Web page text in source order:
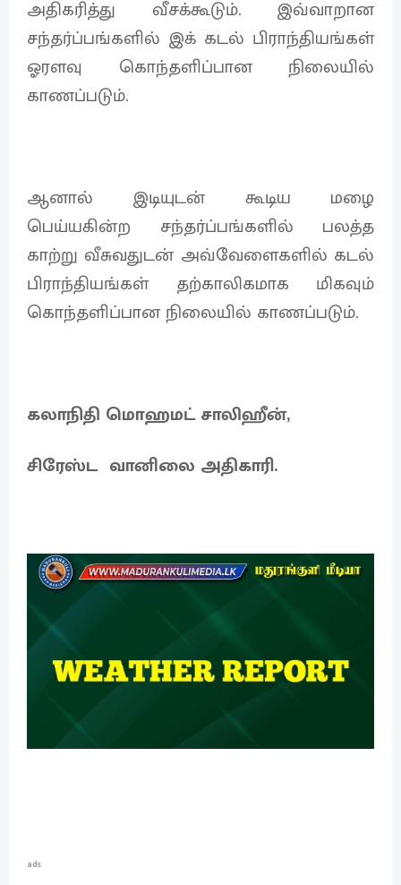
அதிகரித்து வீசக்கூடும். இவ்வாறான
சந்தர்ப்பங்களில் இக் கடல் பிராந்தியங்கள்
ஓரளவு கொந்தளிப்பான நிலையில்
காணப்படும்.
ஆனால் இடியுடன் கூடிய மழை
பெய்யகின்ற சந்தர்ப்பங்களில் பலத்த
காற்று வீசுவதுடன் அவ்வேளைகளில் கடல்
பிராந்தியங்கள் தற்காலிகமாக மிகவும்
கொந்தளிப்பான நிலையில் காணப்படும்.
கலாநிதி மொஹமட் சாலிஹீன்,
சிரேஸ்ட வானிலை அதிகாரி.
ads